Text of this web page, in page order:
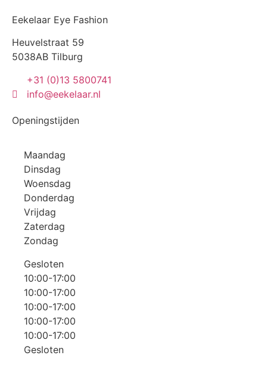
Eekelaar Eye Fashion
Heuvelstraat 59
5038AB Tilburg
+31 (0)13 5800741
info@eekelaar.nl
Openingstijden
Maandag
Dinsdag
Woensdag
Donderdag
Vrijdag
Zaterdag
Zondag
Gesloten
10:00-17:00
10:00-17:00
10:00-17:00
10:00-17:00
10:00-17:00
Gesloten